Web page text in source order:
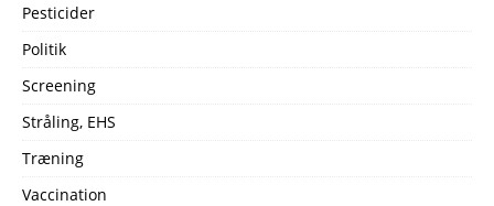
Pesticider
Politik
Screening
Stråling, EHS
Træning
Vaccination